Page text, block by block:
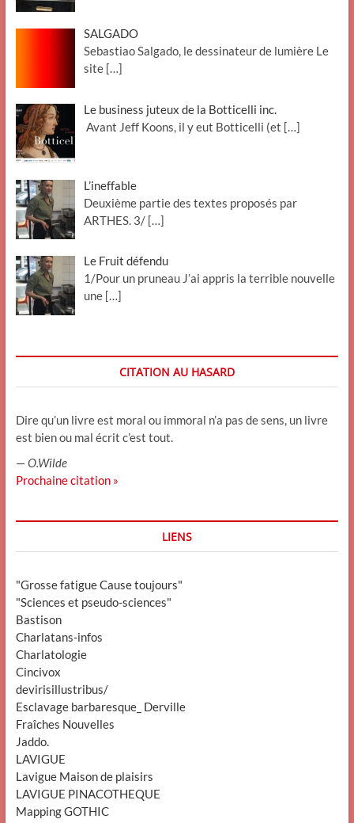
SALGADO
Sebastiao Salgado, le dessinateur de lumière Le
site […]
Le business juteux de la Botticelli inc.
Avant Jeff Koons, il y eut Botticelli (et […]
L’ineffable
Deuxième partie des textes proposés par
ARTHES. 3/ […]
Le Fruit défendu
1/Pour un pruneau J’ai appris la terrible nouvelle
une […]
CITATION AU HASARD
Dire qu’un livre est moral ou immoral n’a pas de sens, un livre
est bien ou mal écrit c’est tout.
—O.Wilde
Prochaine citation »
LIENS
"Grosse fatigue Cause toujours"
"Sciences et pseudo-sciences"
Bastison
Charlatans-infos
Charlatologie
Cincivox
devirisillustribus/
Esclavage barbaresque_ Derville
Fraîches Nouvelles
Jaddo.
LAVIGUE
Lavigue Maison de plaisirs
LAVIGUE PINACOTHEQUE
Mapping GOTHIC